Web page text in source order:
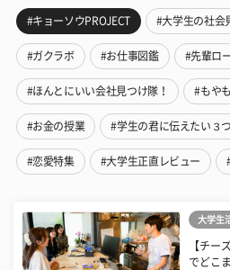
#キョーソウPROJECT #大学生の社会
#ガクラボ #お仕事図鑑 #先輩ロ
#ほんとにいい会社見つけ隊！ #もや
#お金の授業 #学生の君に伝えたい３
#恋愛特集 #大学生正直レビュー
大学生
【チー
でどこ